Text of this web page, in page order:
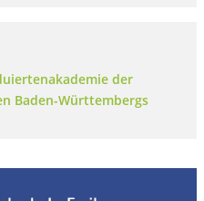
der
Baden-Württembergs